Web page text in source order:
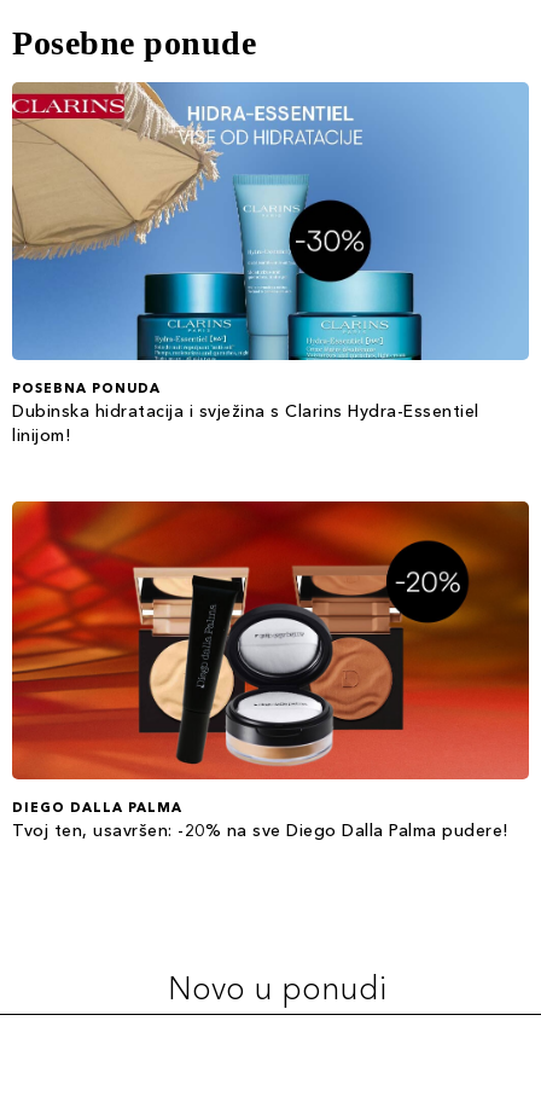
Posebne ponude
POSEBNA PONUDA
Dubinska hidratacija i svježina s Clarins Hydra-Essentiel
linijom!
DIEGO DALLA PALMA
Tvoj ten, usavršen: -20% na sve Diego Dalla Palma pudere!
Novo u ponudi